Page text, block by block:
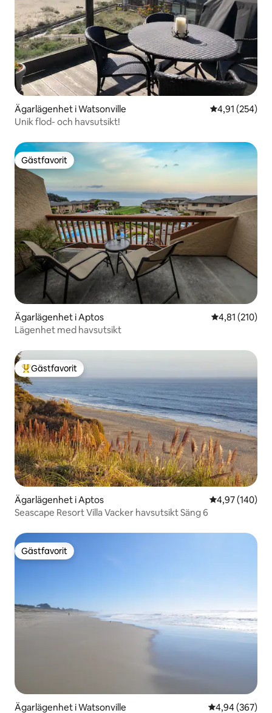
Ägarlägenhet i Watsonville 4,91 av 5 i
4,91 (254)
Unik flod- och havsutsikt!
Gästfavorit
Gästfavorit
Ägarlägenhet i Aptos 4,81 av 5 i
4,81 (210)
Lägenhet med havsutsikt
Populär gästfavorit
Gästfavorit
Ägarlägenhet i Aptos 4,97 av 5 i
4,97 (140)
Seascape Resort Villa Vacker havsutsikt Säng 6
Gästfavorit
Gästfavorit
Ägarlägenhet i Watsonville 4,94 av 5 i
4,94 (367)